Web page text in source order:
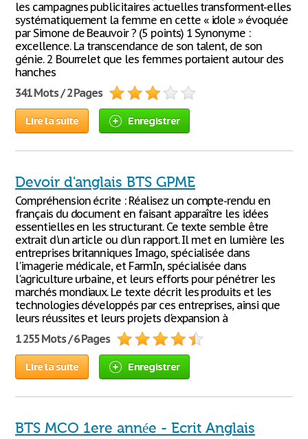
les campagnes publicitaires actuelles transforment-elles
systématiquement la femme en cette « idole » évoquée
par Simone de Beauvoir ? (5 points) 1 Synonyme :
excellence. La transcendance de son talent, de son
génie. 2 Bourrelet que les femmes portaient autour des
hanches
341 Mots / 2 Pages
Lire la suite Enregistrer
Devoir d'anglais BTS GPME
Compréhension écrite : Réalisez un compte-rendu en
français du document en faisant apparaître les idées
essentielles en les structurant. Ce texte semble être
extrait d'un article ou d'un rapport. Il met en lumière les
entreprises britanniques Imago, spécialisée dans
l'imagerie médicale, et FarmIn, spécialisée dans
l'agriculture urbaine, et leurs efforts pour pénétrer les
marchés mondiaux. Le texte décrit les produits et les
technologies développés par ces entreprises, ainsi que
leurs réussites et leurs projets d'expansion à
1 255 Mots / 6 Pages
Lire la suite Enregistrer
BTS MCO 1ere année - Ecrit Anglais